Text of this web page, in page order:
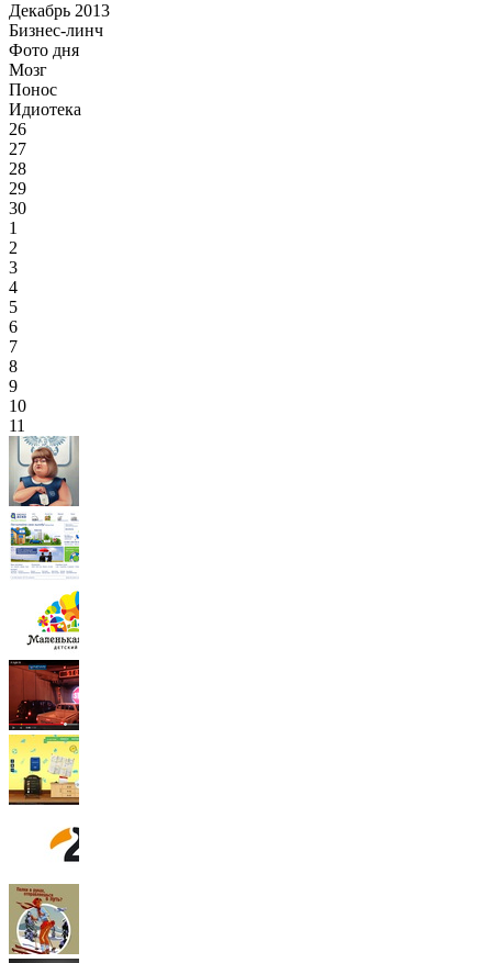
Декабрь 2013
Бизнес-линч
Фото дня
Мозг
Понос
Идиотека
26
27
28
29
30
1
2
3
4
5
6
7
8
9
10
11